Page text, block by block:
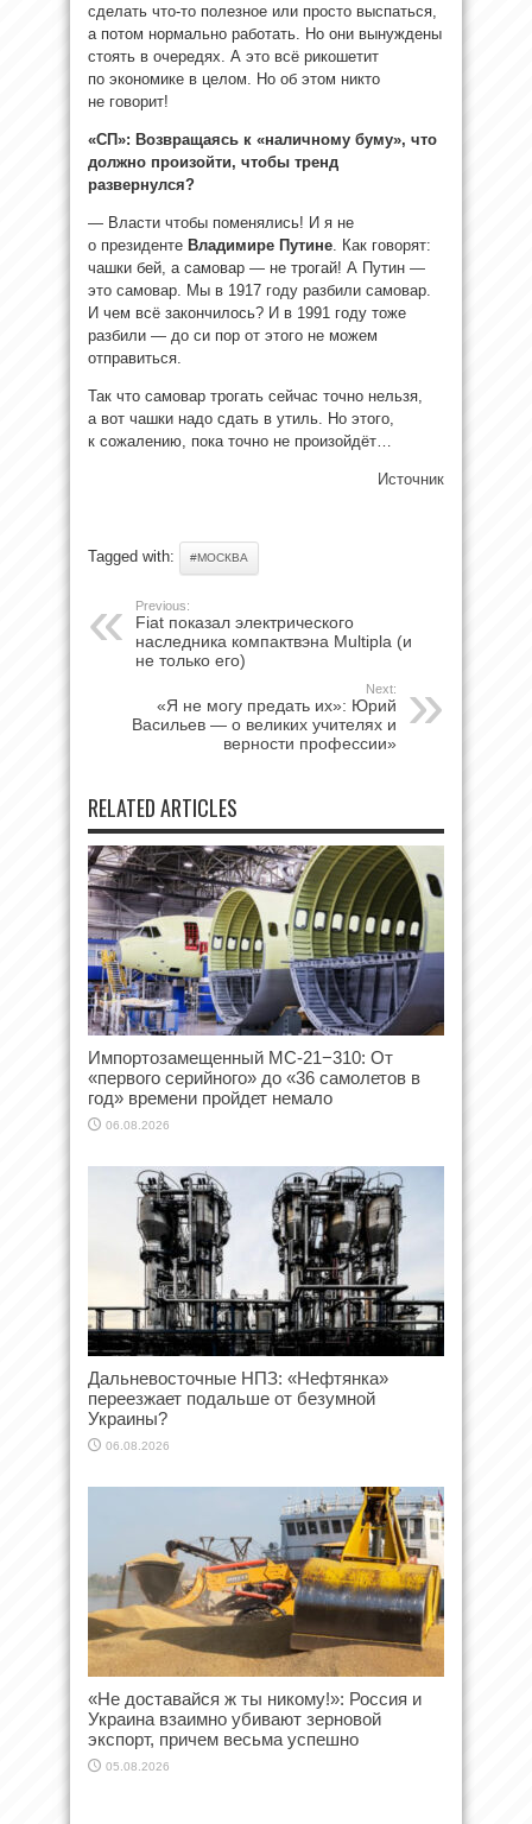
сделать что-то полезное или просто выспаться,
а потом нормально работать. Но они вынуждены
стоять в очередях. А это всё рикошетит
по экономике в целом. Но об этом никто
не говорит!
«СП»: Возвращаясь к «наличному буму», что
должно произойти, чтобы тренд
развернулся?
— Власти чтобы поменялись! И я не
о президенте Владимире Путине . Как говорят:
чашки бей, а самовар — не трогай! А Путин —
это самовар. Мы в 1917 году разбили самовар.
И чем всё закончилось? И в 1991 году тоже
разбили — до си пор от этого не можем
отправиться.
Так что самовар трогать сейчас точно нельзя,
а вот чашки надо сдать в утиль. Но этого,
к сожалению, пока точно не произойдёт…
Источник
Tagged with: #МОСКВА
Previous:
Fiat показал электрического
наследника компактвэна Multipla (и
не только его)
Next:
«Я не могу предать их»: Юрий
Васильев — о великих учителях и
верности профессии»
RELATED ARTICLES
Импортозамещенный МС-21−310: От
«первого серийного» до «36 самолетов в
год» времени пройдет немало
06.08.2026
Дальневосточные НПЗ: «Нефтянка»
переезжает подальше от безумной
Украины?
06.08.2026
«Не доставайся ж ты никому!»: Россия и
Украина взаимно убивают зерновой
экспорт, причем весьма успешно
05.08.2026